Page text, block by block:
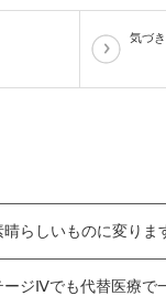
気づ
らしいものに変りま
ージⅣでも代替医療で